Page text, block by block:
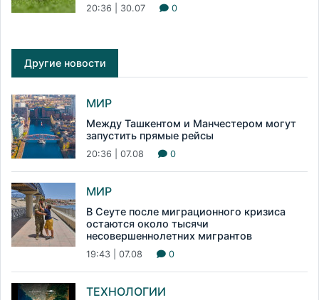
20:36 | 30.07 0
Другие новости
МИР
Между Ташкентом и Манчестером могут
запустить прямые рейсы
20:36 | 07.08 0
МИР
В Сеуте после миграционного кризиса
остаются около тысячи
несовершеннолетних мигрантов
19:43 | 07.08 0
ТЕХНОЛОГИИ